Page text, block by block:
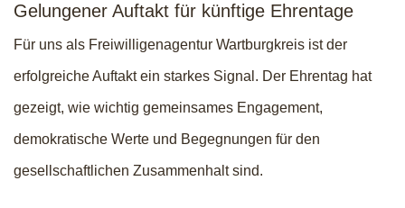
Gelungener Auftakt für künftige Ehrentage
Für uns als Freiwilligenagentur Wartburgkreis ist der
erfolgreiche Auftakt ein starkes Signal. Der Ehrentag hat
gezeigt, wie wichtig gemeinsames Engagement,
demokratische Werte und Begegnungen für den
gesellschaftlichen Zusammenhalt sind.